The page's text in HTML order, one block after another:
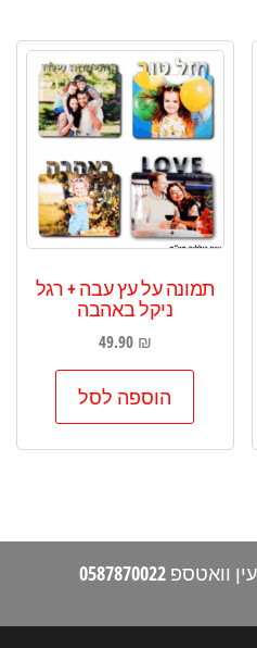
תמונה על עץ עבה + רגל
ניקל באהבה
49.90 ₪
הוספה לסל